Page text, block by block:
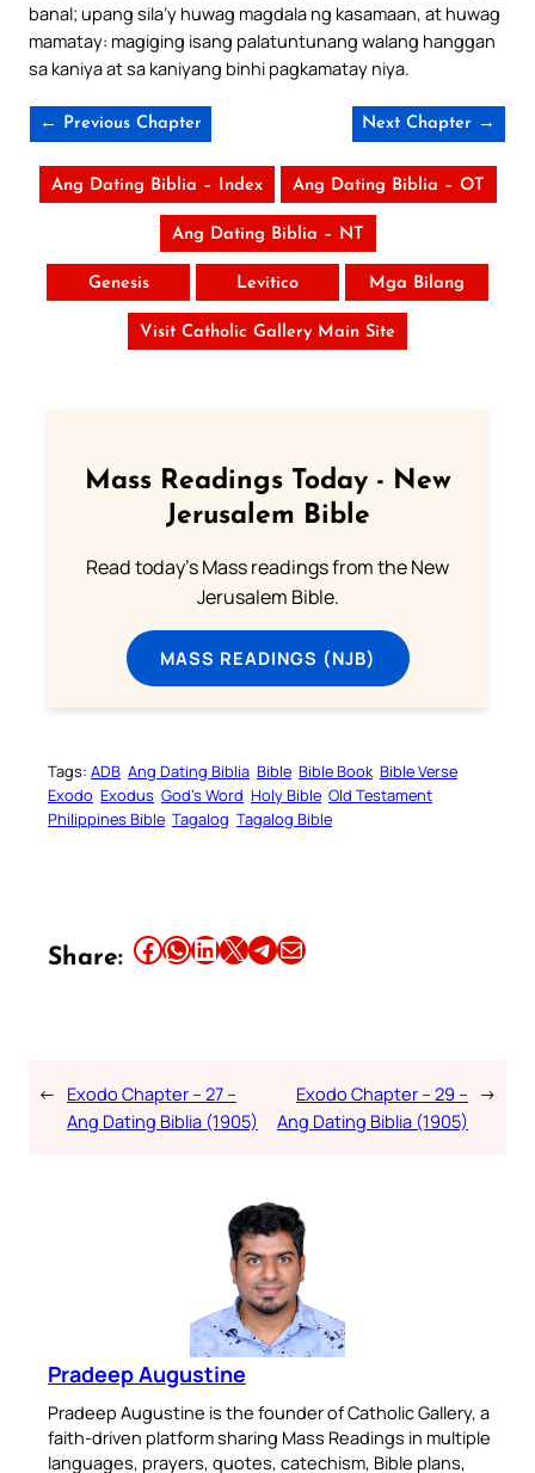
banal; upang sila’y huwag magdala ng kasamaan, at huwag
mamatay: magiging isang palatuntunang walang hanggan
sa kaniya at sa kaniyang binhi pagkamatay niya.
← Previous Chapter Next Chapter →
Ang Dating Biblia – Index Ang Dating Biblia – OT
Ang Dating Biblia – NT
Genesis Levitico Mga Bilang
Visit Catholic Gallery Main Site
Mass Readings Today - New
Jerusalem Bible
Read today's Mass readings from the New
Jerusalem Bible.
MASS READINGS (NJB)
Tags: ADB Ang Dating Biblia Bible Bible Book Bible Verse
Exodo Exodus God’s Word Holy Bible Old Testament
Philippines Bible Tagalog Tagalog Bible
Share: Share this article on Facebook Share this article on WhatsApp Share this article on LinkedIn Share this article on X Share this article on TelegramEmail this Article
← Exodo Chapter – 27 –
Ang Dating Biblia (1905)
Exodo Chapter – 29 –
Ang Dating Biblia (1905)
→
Pradeep Augustine
Pradeep Augustine is the founder of Catholic Gallery, a
faith-driven platform sharing Mass Readings in multiple
languages, prayers, quotes, catechism, Bible plans,